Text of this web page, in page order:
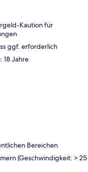
Kaution für
ggf. erforderlich
18 Jahre
Bereichen
(Geschwindigkeit: > 25